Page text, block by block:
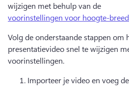
wijzigen met behulp van de
voorinstellingen voor hoogte-
Volg de onderstaande stappen om
presentatievideo snel te wijzigen
voorinstellingen.
Importeer je video en voeg